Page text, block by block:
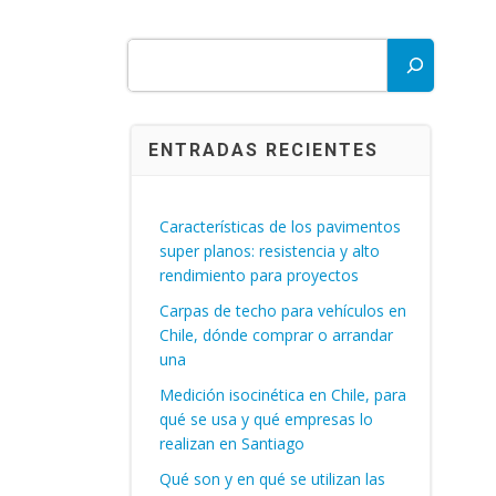
ENTRADAS RECIENTES
Características de los pavimentos
super planos: resistencia y alto
rendimiento para proyectos
Carpas de techo para vehículos en
Chile, dónde comprar o arrandar
una
Medición isocinética en Chile, para
qué se usa y qué empresas lo
realizan en Santiago
Qué son y en qué se utilizan las